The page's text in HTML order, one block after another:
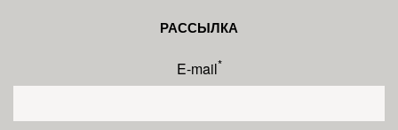
РАССЫЛКА
E-mail*